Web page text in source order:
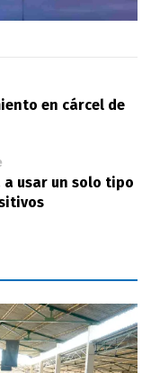
en cárcel de
usar un solo tipo